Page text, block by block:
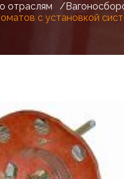
отраслям /
с установкой